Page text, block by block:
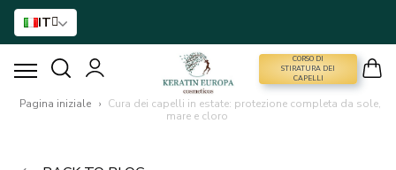
IT
CORSO DI
STIRATURA DEI
CAPELLI
CORSO DI STIRATURA DEI CAPELLI
STIRATURA DEI CAPELLI
Pagina iniziale › Cura dei capelli in estate: protezione completa da sole,
mare e cloro